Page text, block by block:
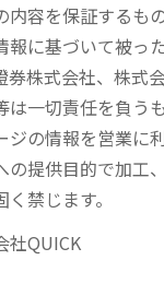
内容を保証するも
報に基づいて被っ
券株式会社、株式
は一切責任を負う
ジの情報を営業に
の提供目的で加工
禁じます。
社QUICK